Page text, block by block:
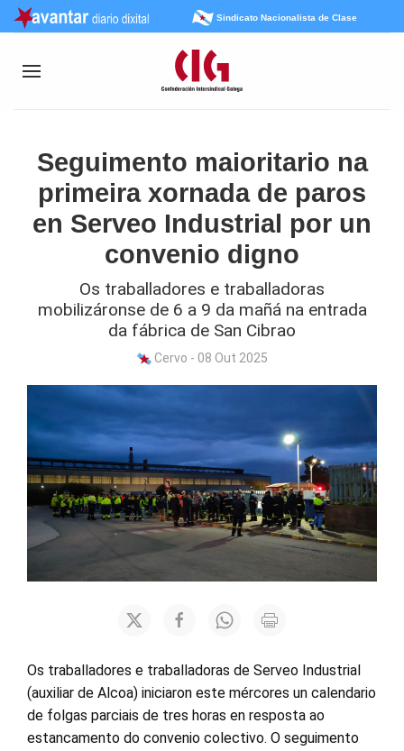
Sindicato Nacionalista de Clase
Seguimento maioritario na
primeira xornada de paros
en Serveo Industrial por un
convenio digno
Os traballadores e traballadoras
mobilizáronse de 6 a 9 da mañá na entrada
da fábrica de San Cibrao
Cervo - 08 Out 2025
Os traballadores e traballadoras de Serveo Industrial
(auxiliar de Alcoa) iniciaron este mércores un calendario
de folgas parciais de tres horas en resposta ao
estancamento do convenio colectivo. O seguimento